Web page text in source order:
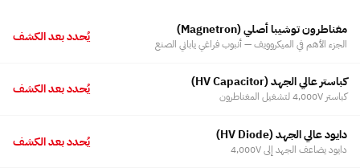
مغناطرون توشيبا أصلي ⁨(Magnetron)⁩
الجزء الأهم في الميكروويف — أنبوب فراغي ياباني الصنع يُحدد بعد الكشف
كباستر عالي الجهد ⁨(HV Capacitor)⁩
كباستر 4,000V لتشغيل المغناطرون يُحدد بعد الكشف
دايود عالي الجهد ⁨(HV Diode)⁩
دايود يضاعف الجهد إلى 4,000V يُحدد بعد الكشف